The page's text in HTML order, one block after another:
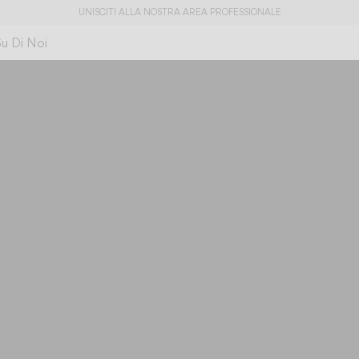
UNISCITI ALLA NOSTRA AREA PROFESSIONALE
Di Noi